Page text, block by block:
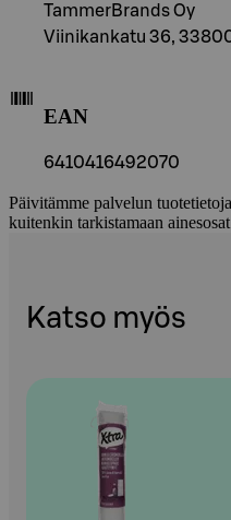
TammerBrands Oy
Viinikankatu 36,
EAN
6410416492070
Päivitämme palvelun
kuitenkin tarkistamaan
Katso myös